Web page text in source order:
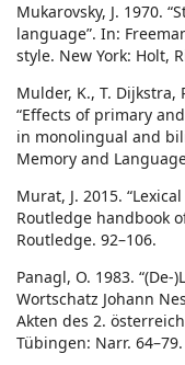
Mukarovsky, J. 1970.
language”. In:
style. New York: Holt,
Mulder, K., T. Dijkstra,
“Effects of primary
in monolingual and
Memory and
Murat, J. 2015.
Routledge handbook
Routledge. 92–106.
Panagl, O. 1983.
Wortschatz Johann
Akten des 2.
Tübingen: Narr. 64–79.